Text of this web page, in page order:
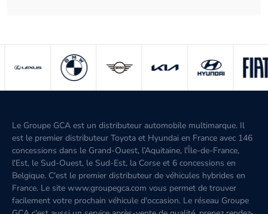
Le Groupe GCA est un distributeur automobile multimarque. Il
est le premier distributeur Toyota et Hyundai en France avec 146
concessions dans le Grand-Ouest, l’Aquitaine, l'Île-de-France,
l'Est, le Sud-Ouest, le Sud-Est, la Corse et 6 concessions en
Belgique. C'est le premier distributeur de véhicules hybrides en
France. Le site www.groupegca.com vous permet de trouver
facilement votre prochain véhicule d'occasion. Le réseau Groupe